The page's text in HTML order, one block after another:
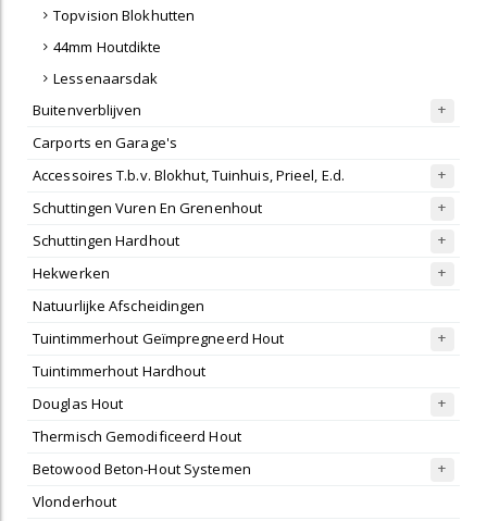
Topvision Blokhutten
44mm Houtdikte
Lessenaarsdak
Buitenverblijven
Carports en Garage's
Accessoires T.b.v. Blokhut, Tuinhuis, Prieel, E.d.
Schuttingen Vuren En Grenenhout
Schuttingen Hardhout
Hekwerken
Natuurlijke Afscheidingen
Tuintimmerhout Geïmpregneerd Hout
Tuintimmerhout Hardhout
Douglas Hout
Thermisch Gemodificeerd Hout
Betowood Beton-Hout Systemen
Vlonderhout